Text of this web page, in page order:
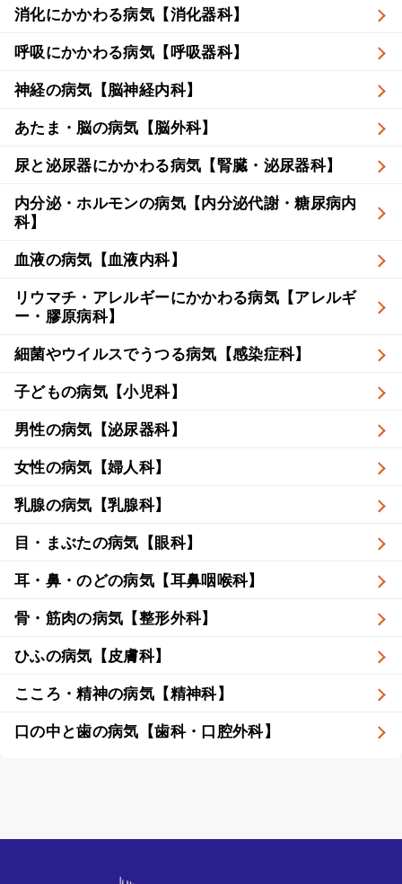
消化にかかわる病気【消化器科】
呼吸にかかわる病気【呼吸器科】
神経の病気【脳神経内科】
あたま・脳の病気【脳外科】
尿と泌尿器にかかわる病気【腎臓・泌尿器科】
内分泌・ホルモンの病気【内分泌代謝・糖尿病内
科】
血液の病気【血液内科】
リウマチ・アレルギーにかかわる病気【アレルギ
ー・膠原病科】
細菌やウイルスでうつる病気【感染症科】
子どもの病気【小児科】
男性の病気【泌尿器科】
女性の病気【婦人科】
乳腺の病気【乳腺科】
目・まぶたの病気【眼科】
耳・鼻・のどの病気【耳鼻咽喉科】
骨・筋肉の病気【整形外科】
ひふの病気【皮膚科】
こころ・精神の病気【精神科】
口の中と歯の病気【歯科・口腔外科】